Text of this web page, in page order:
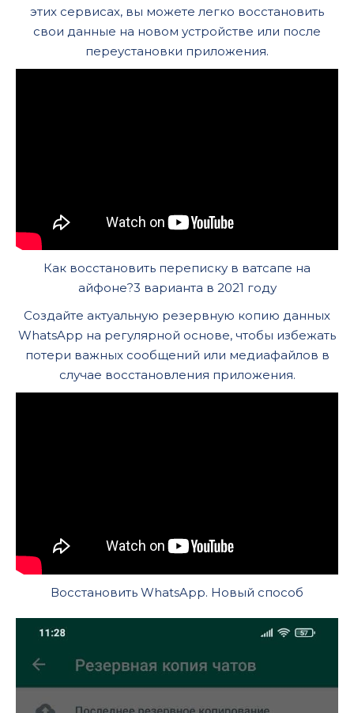
этих сервисах, вы можете легко восстановить
свои данные на новом устройстве или после
переустановки приложения.
Как восстановить переписку в ватсапе на
айфоне?3 варианта в 2021 году
Создайте актуальную резервную копию данных
WhatsApp на регулярной основе, чтобы избежать
потери важных сообщений или медиафайлов в
случае восстановления приложения.
Восстановить WhatsApp. Новый способ